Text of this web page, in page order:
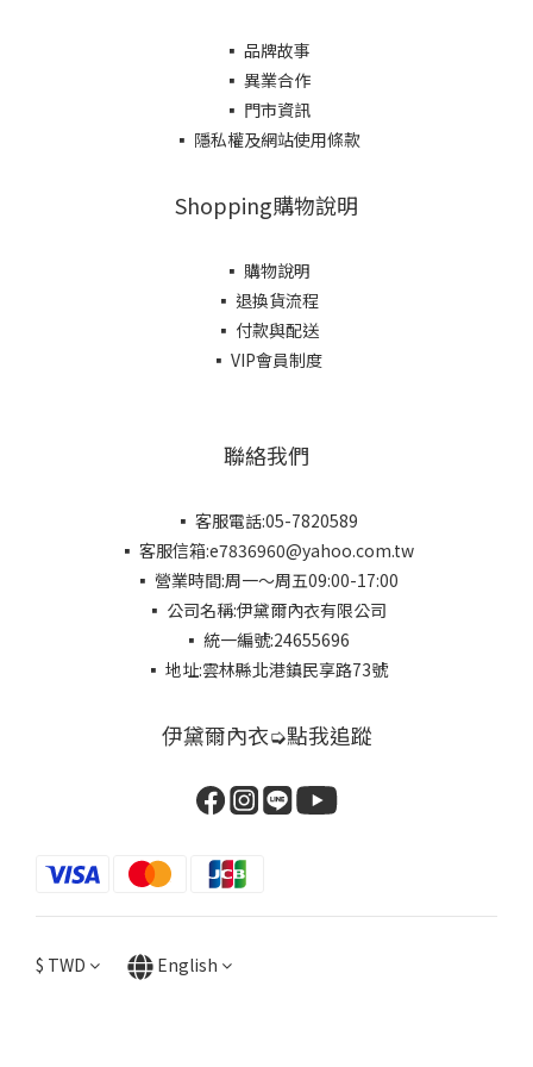
▪ 品牌故事
▪ 異業合作
▪ 門市資訊
▪ 隱私權及網站使用條款
Shopping購物說明
▪ 購物說明
▪ 退換貨流程
▪ 付款與配送
▪ VIP會員制度
聯絡我們
▪ 客服電話:05-7820589
▪ 客服信箱:e7836960@yahoo.com.tw
▪ 營業時間:周一～周五09:00-17:00
▪ 公司名稱:伊黛爾內衣有限公司
▪ 統一編號:24655696
▪ 地址:雲林縣北港鎮民享路73號
伊黛爾內衣➭點我追蹤
$ TWD English